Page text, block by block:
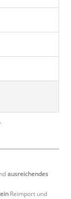
ausreichendes
Reimport und